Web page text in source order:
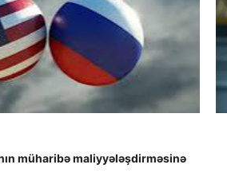
müharibə maliyyələşdirməsinə